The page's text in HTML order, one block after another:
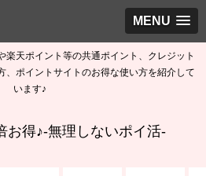
MENU
楽天ポイント等の共通ポイント、クレジット
、ポイントサイトのお得な使い方を紹介して
います♪
お得♪-無理しないポイ活-